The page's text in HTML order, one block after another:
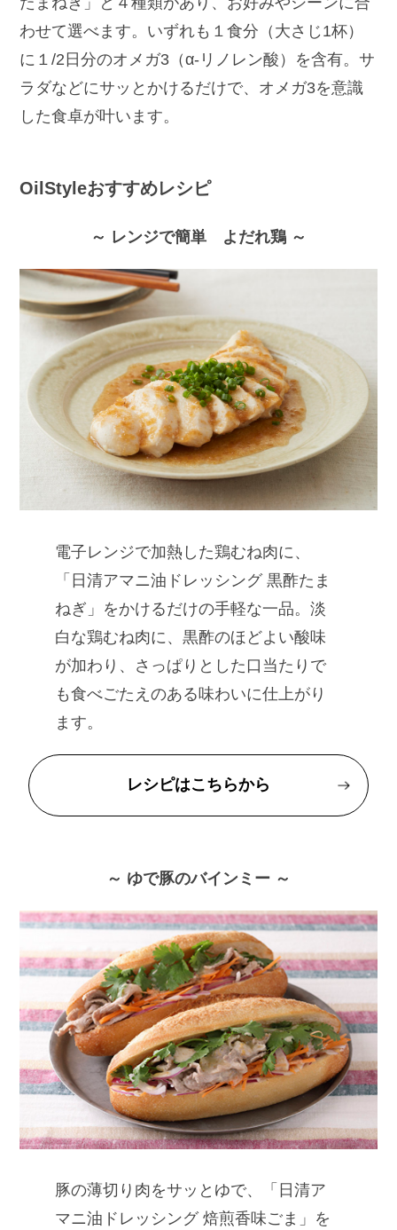
わせて選べます。いずれも１食分（大さじ1杯）
に１/2日分のオメガ3（α-リノレン酸）を含有。サ
ラダなどにサッとかけるだけで、オメガ3を意識
した食卓が叶います。
OilStyleおすすめレシピ
～ レンジで簡単 よだれ鶏 ～
電子レンジで加熱した鶏むね肉に、
「日清アマニ油ドレッシング 黒酢たま
ねぎ」をかけるだけの手軽な一品。淡
白な鶏むね肉に、黒酢のほどよい酸味
が加わり、さっぱりとした口当たりで
も食べごたえのある味わいに仕上がり
ます。
レシピはこちらから
～ ゆで豚のバインミー ～
豚の薄切り肉をサッとゆで、「日清ア
マニ油ドレッシング 焙煎香味ごま」を